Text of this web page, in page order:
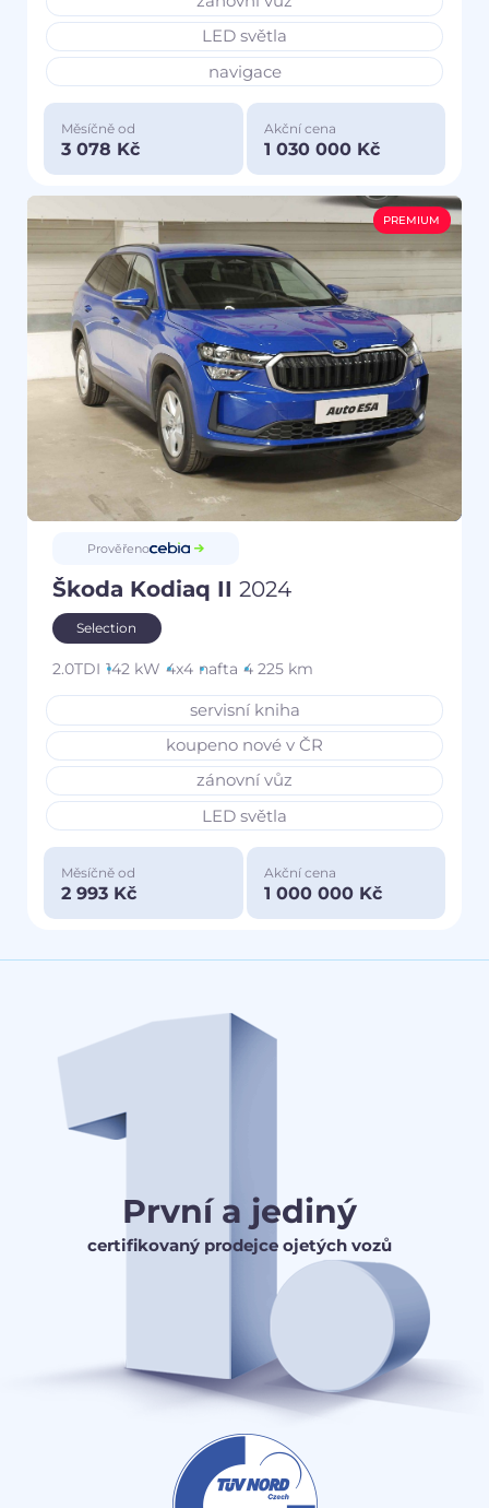
LED světla
navigace
Měsíčně od
3 078 Kč
Akční cena
1 030 000 Kč
PREMIUM
Prověřeno
Škoda Kodiaq II 2024
Selection
2.0TDI 142 kW 4x4 nafta 4 225 km
servisní kniha
koupeno nové v ČR
zánovní vůz
LED světla
Měsíčně od
2 993 Kč
Akční cena
1 000 000 Kč
První a jediný
certifikovaný prodejce ojetých vozů